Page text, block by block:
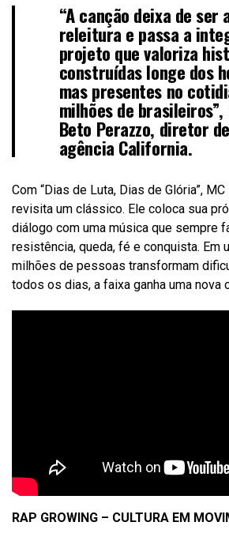
“A canção deixa de ser
releitura e passa a
projeto que valoriza
construídas longe dos
mas presentes no
milhões de
Beto Perazzo, diretor
agência California.
Com “Dias de Luta, Dias de Glória”,
revisita um clássico. Ele coloca sua
diálogo com uma música que sempre
resistência, queda, fé e conquista. Em
milhões de pessoas transformam
todos os dias, a faixa ganha uma nova
RAP GROWING – CULTURA EM